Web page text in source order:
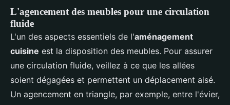
L'agencement des meubles pour une circulation
fluide
L'un des aspects essentiels de l'aménagement
cuisine est la disposition des meubles. Pour assurer
une circulation fluide, veillez à ce que les allées
soient dégagées et permettent un déplacement aisé.
Un agencement en triangle, par exemple, entre l'évier,